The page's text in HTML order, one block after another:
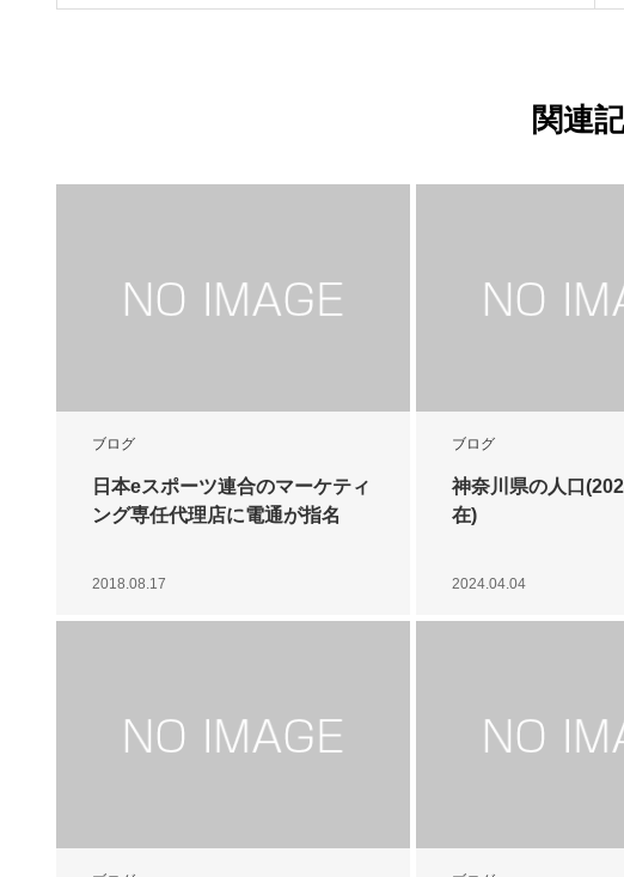
関連
ブログ
日本eスポーツ連合のマーケティ
ング専任代理店に電通が指名
2018.08.17
ブログ
神奈川県の人口
在)
2024.04.04